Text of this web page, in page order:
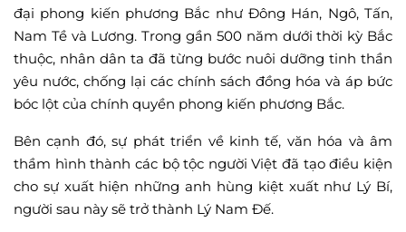
đại phong kiến phương Bắc như Đông Hán, Ngô, Tấn,
Nam Tề và Lương. Trong gần 500 năm dưới thời kỳ Bắc
thuộc, nhân dân ta đã từng bước nuôi dưỡng tinh thần
yêu nước, chống lại các chính sách đồng hóa và áp bức
bóc lột của chính quyền phong kiến phương Bắc.
Bên cạnh đó, sự phát triển về kinh tế, văn hóa và âm
thầm hình thành các bộ tộc người Việt đã tạo điều kiện
cho sự xuất hiện những anh hùng kiệt xuất như Lý Bí,
người sau này sẽ trở thành Lý Nam Đế.